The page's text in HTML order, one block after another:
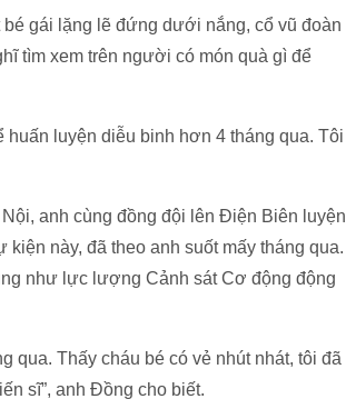
gái lặng lẽ đứng dưới nắng, cổ vũ đoàn
tìm xem trên người có món quà gì để
luyện diễu binh hơn 4 tháng qua. Tôi
anh cùng đồng đội lên Điện Biên luyện
này, đã theo anh suốt mấy tháng qua.
như lực lượng Cảnh sát Cơ động động
qua. Thấy cháu bé có vẻ nhút nhát, tôi đã
sĩ”, anh Đồng cho biết.